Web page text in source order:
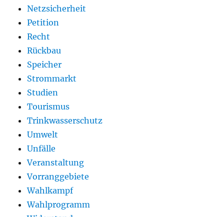
Netzsicherheit
Petition
Recht
Rückbau
Speicher
Strommarkt
Studien
Tourismus
Trinkwasserschutz
Umwelt
Unfälle
Veranstaltung
Vorranggebiete
Wahlkampf
Wahlprogramm